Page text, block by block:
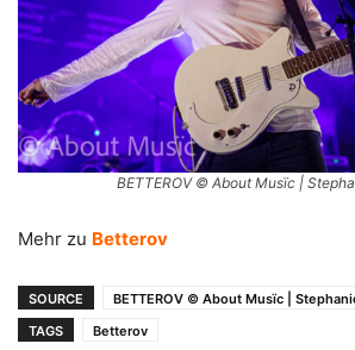
BETTEROV © About Musïc |
Mehr zu Betterov
SOURCE
BETTEROV © About Musïc |
TAGS
Betterov